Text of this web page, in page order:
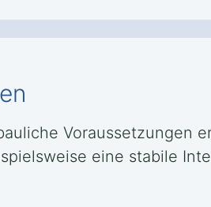
Voraussetzungen
eine stabile